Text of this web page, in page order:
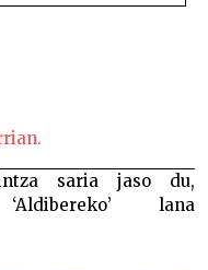
saria jaso du,
lana